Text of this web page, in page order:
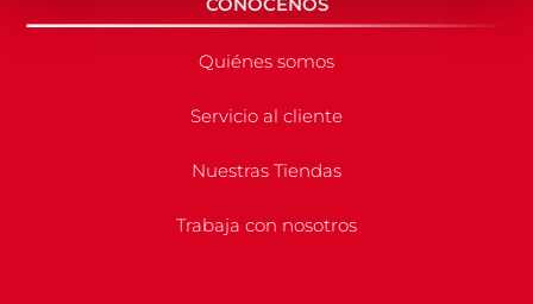
Quiénes somos
Servicio al cliente
Nuestras Tiendas
Trabaja con nosotros